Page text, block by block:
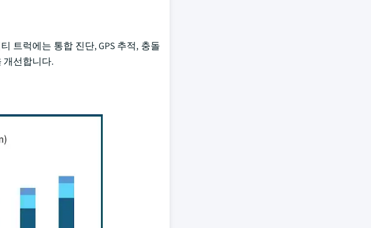
트럭에는 통합 진단, GPS 추적, 충돌
개선합니다.